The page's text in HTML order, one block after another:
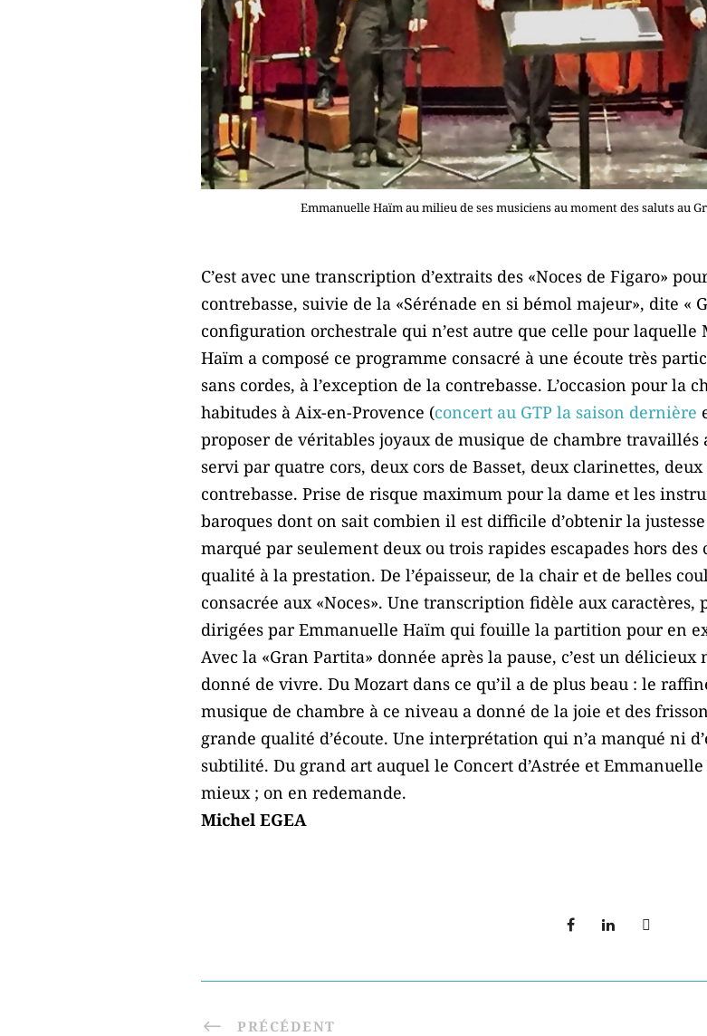
Emmanuelle Haïm au milieu de ses musiciens au moment des saluts au
C’est avec une transcription d’extraits des «Noces de Figaro»
contrebasse, suivie de la «Sérénade en si bémol majeur», dite «
configuration orchestrale qui n’est autre que celle pour laquelle
Haïm a composé ce programme consacré à une écoute très
sans cordes, à l’exception de la contrebasse. L’occasion pour la
habitudes à Aix-en-Provence (concert au GTP la saison dernière
proposer de véritables joyaux de musique de chambre
servi par quatre cors, deux cors de Basset, deux clarinettes,
contrebasse. Prise de risque maximum pour la dame et les
baroques dont on sait combien il est difficile d’obtenir la
marqué par seulement deux ou trois rapides escapades hors
qualité à la prestation. De l’épaisseur, de la chair et de belles
consacrée aux «Noces». Une transcription fidèle aux
dirigées par Emmanuelle Haïm qui fouille la partition pour en
Avec la «Gran Partita» donnée après la pause, c’est un
donné de vivre. Du Mozart dans ce qu’il a de plus beau : le
musique de chambre à ce niveau a donné de la joie et des
grande qualité d’écoute. Une interprétation qui n’a manqué ni
subtilité. Du grand art auquel le Concert d’Astrée et
mieux ; on en redemande.
Michel EGEA
PRÉCÉDENT